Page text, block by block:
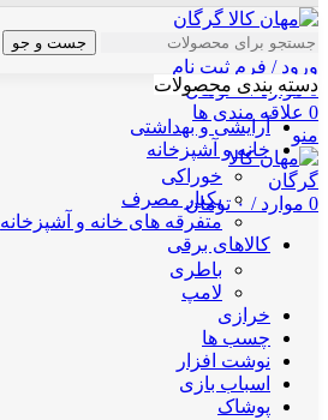
جست و جو
ورود / فرم ثبت نام
0 موارد / ۰ تومان
0 علاقه مندی ها
منو
0 موارد / ۰ تومان
دسته بندی محصولات
آرایشی و بهداشتی
خانه و آشپزخانه
خوراکی
یکبار مصرف
متفرقه های خانه و آشپزخانه
کالاهای برقی
باطری
لامپ
خرازی
چسب ها
نوشت افزار
اسباب بازی
پوشاک